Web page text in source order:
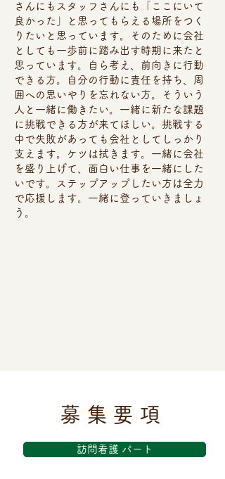
さんにもスタッフさんにも「ここにいて
良かった」と思ってもらえる場所をつく
りたいと思っています。そのために会社
としても一歩前に踏み出す時期に来たと
思っています。自ら考え、前向きに行動
できる方。自分の行動に責任を持ち、周
囲への思いやりを忘れない方。そういう
人と一緒に働きたい。一緒に新たな課題
に挑戦できる方が来てほしい。挑戦する
中で失敗があっても会社としてしっかり
支えます。ケツは拭きます。一緒に会社
を盛り上げて、面白い仕事を一緒にした
いです。ステップアップしたい方は全力
で応援します。一緒に登っていきましょ
う。
募集要項
訪問看護 パート